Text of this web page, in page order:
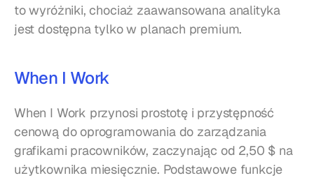
to wyróżniki, chociaż zaawansowana analityka
jest dostępna tylko w planach premium.
When I Work
When I Work przynosi prostotę i przystępność
cenową do oprogramowania do zarządzania
grafikami pracowników, zaczynając od 2,50 $ na
użytkownika miesięcznie. Podstawowe funkcje